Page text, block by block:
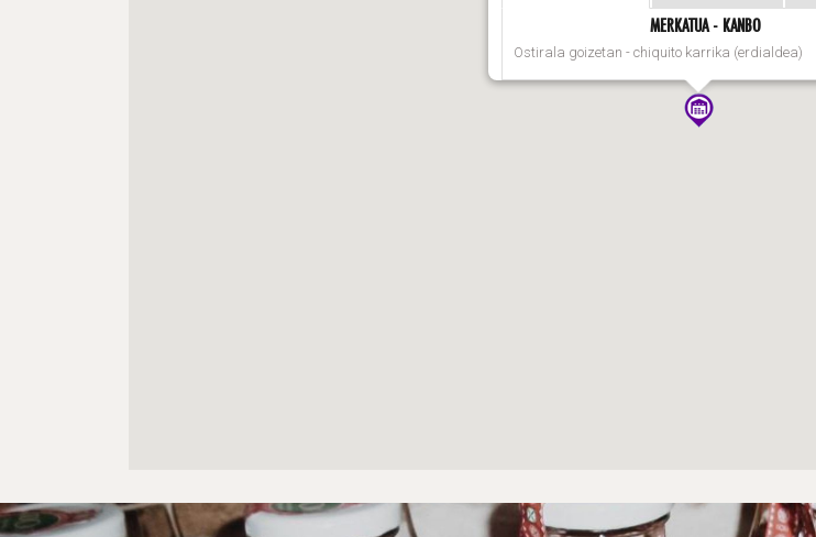
MERKATUA - KANBO
Ostirala goizetan - chiquito karrika (erdialdea)